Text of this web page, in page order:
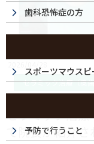
セラミック治療（奥
セラミック治
て院長が紹介さ
歯科恐怖症の方
スポーツマウス
予防で行うこと